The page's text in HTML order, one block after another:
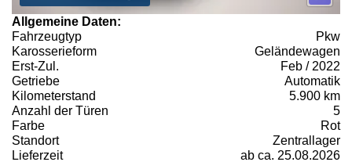
Allgemeine Daten:
Fahrzeugtyp
Pkw
Karosserieform
Geländewagen
Erst-Zul.
Feb / 2022
Getriebe
Automatik
Kilometerstand
5.900 km
Anzahl der Türen
5
Farbe
Rot
Standort
Zentrallager
Lieferzeit
ab ca. 25.08.2026